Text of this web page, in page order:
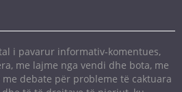
i pavarur informativ-komentues,
me lajme nga vendi dhe bota, me
debate për probleme të caktuara